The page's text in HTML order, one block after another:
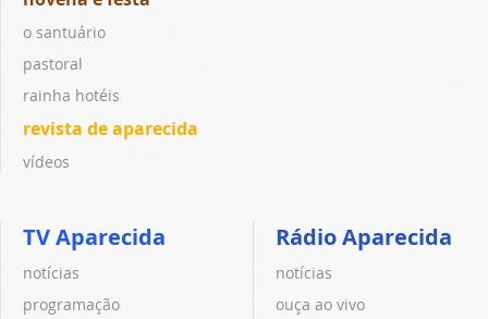
o santuário
pastoral
rainha hotéis
revista de aparecida
vídeos
TV Aparecida
notícias
programação
Rádio Aparecida
notícias
ouça ao vivo